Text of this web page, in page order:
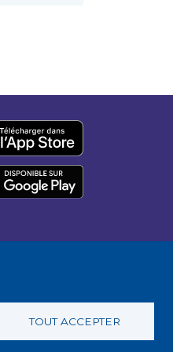
TOUT ACCEPTER